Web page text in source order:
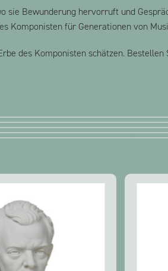
sie Bewunderung hervorruft und
Komponisten für Generationen von
des Komponisten schätzen.